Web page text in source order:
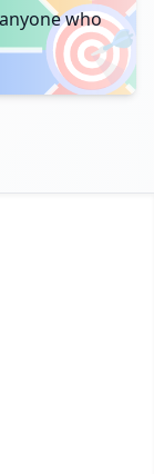
🎯
who